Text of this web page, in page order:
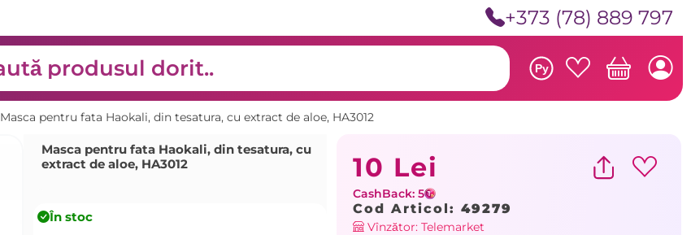
+373 (78) 889 797
Ру
Masca pentru fata Haokali, din tesatura, cu extract de aloe, HA3012
Masca pentru fata Haokali, din tesatura, cu
extract de aloe, HA3012
În stoc
10 Lei
CashBack: 5
Cod Articol: 49279
Vînzător: Telemarket